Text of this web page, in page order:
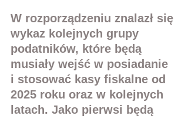
W rozporządzeniu znalazł się
wykaz kolejnych grupy
podatników, które będą
musiały wejść w posiadanie
i stosować kasy fiskalne od
2025 roku oraz w kolejnych
latach. Jako pierwsi będą